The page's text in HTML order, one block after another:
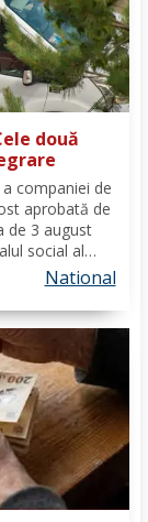
două
companiei de
aprobată de
de 3 august
social al
National